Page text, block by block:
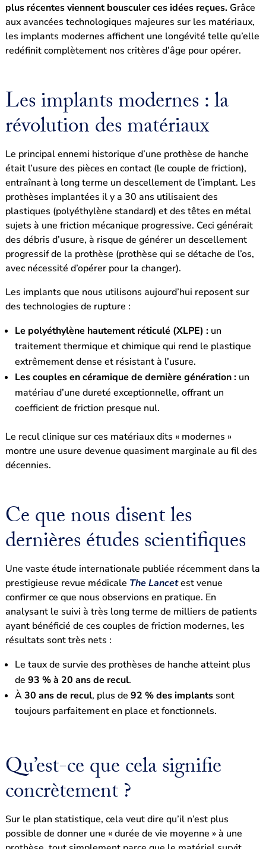
plus récentes viennent bousculer ces idées reçues.Grâce
aux avancées technologiques majeures sur les matériaux,
les implants modernes affichent une longévité telle qu’elle
redéfinit complètement nos critères d’âge pour opérer.
Les implants modernes : la
révolution des matériaux
Le principal ennemi historique d’une prothèse de hanche
était l’usure des pièces en contact (le couple de friction),
entraînant à long terme un descellement de l’implant. Les
prothèses implantées il y a 30 ans utilisaient des
plastiques (polyéthylène standard) et des têtes en métal
sujets à une friction mécanique progressive. Ceci générait
des débris d’usure, à risque de générer un descellement
progressif de la prothèse (prothèse qui se détache de l’os,
avec nécessité d’opérer pour la changer).
Les implants que nous utilisons aujourd’hui reposent sur
des technologies de rupture :
Le polyéthylène hautement réticulé (XLPE) :un
traitement thermique et chimique qui rend le plastique
extrêmement dense et résistant à l’usure.
Les couples en céramique de dernière génération :un
matériau d’une dureté exceptionnelle, offrant un
coefficient de friction presque nul.
Le recul clinique sur ces matériaux dits « modernes »
montre une usure devenue quasiment marginale au fil des
décennies.
Ce que nous disent les
dernières études scientifiques
Une vaste étude internationale publiée récemment dans la
prestigieuse revue médicale The Lancetest venue
confirmer ce que nous observions en pratique. En
analysant le suivi à très long terme de milliers de patients
ayant bénéficié de ces couples de friction modernes, les
résultats sont très nets :
Le taux de survie des prothèses de hanche atteint plus
de 93 % à 20 ans de recul.
À30 ans de recul, plus de 92 % des implantssont
toujours parfaitement en place et fonctionnels.
Qu’est-ce que cela signifie
concrètement ?
Sur le plan statistique, cela veut dire qu’il n’est plus
possible de donner une « durée de vie moyenne » à une